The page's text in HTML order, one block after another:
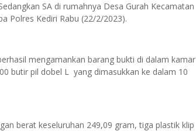
SA di rumahnya Desa Gurah Kecamatan
Polres Kediri Rabu (22/2/2023).
mengamankan barang bukti di dalam kamar
butir pil dobel L yang dimasukkan ke dalam 10
berat keseluruhan 249,09 gram, tiga plastik klip